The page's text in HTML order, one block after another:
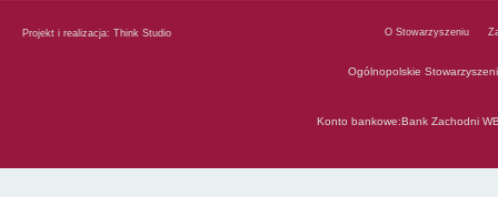
Projekt i realizacja: Think Studio O Stowarzyszeniu
Ogólnopolskie
Konto bankowe:Bank Zachodni